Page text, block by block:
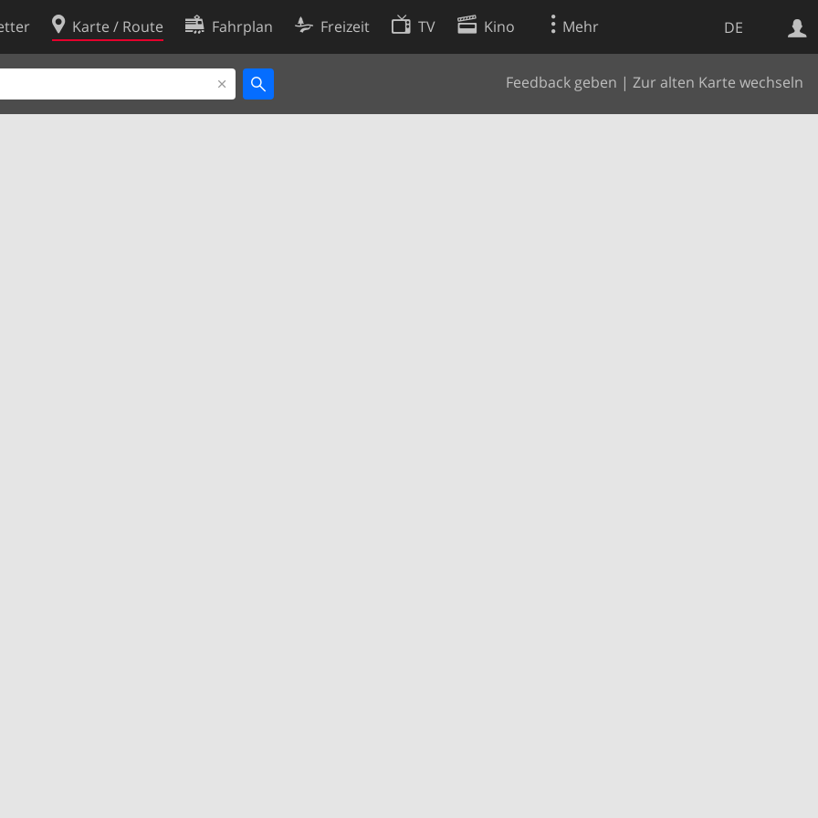
DE
Karte / Route Fahrplan Freizeit TV Kino Mehr
Feedback geben | Zur alten Karte wechseln
Websuche
Cookie-Richtlinie
Cookie-Einstellungen